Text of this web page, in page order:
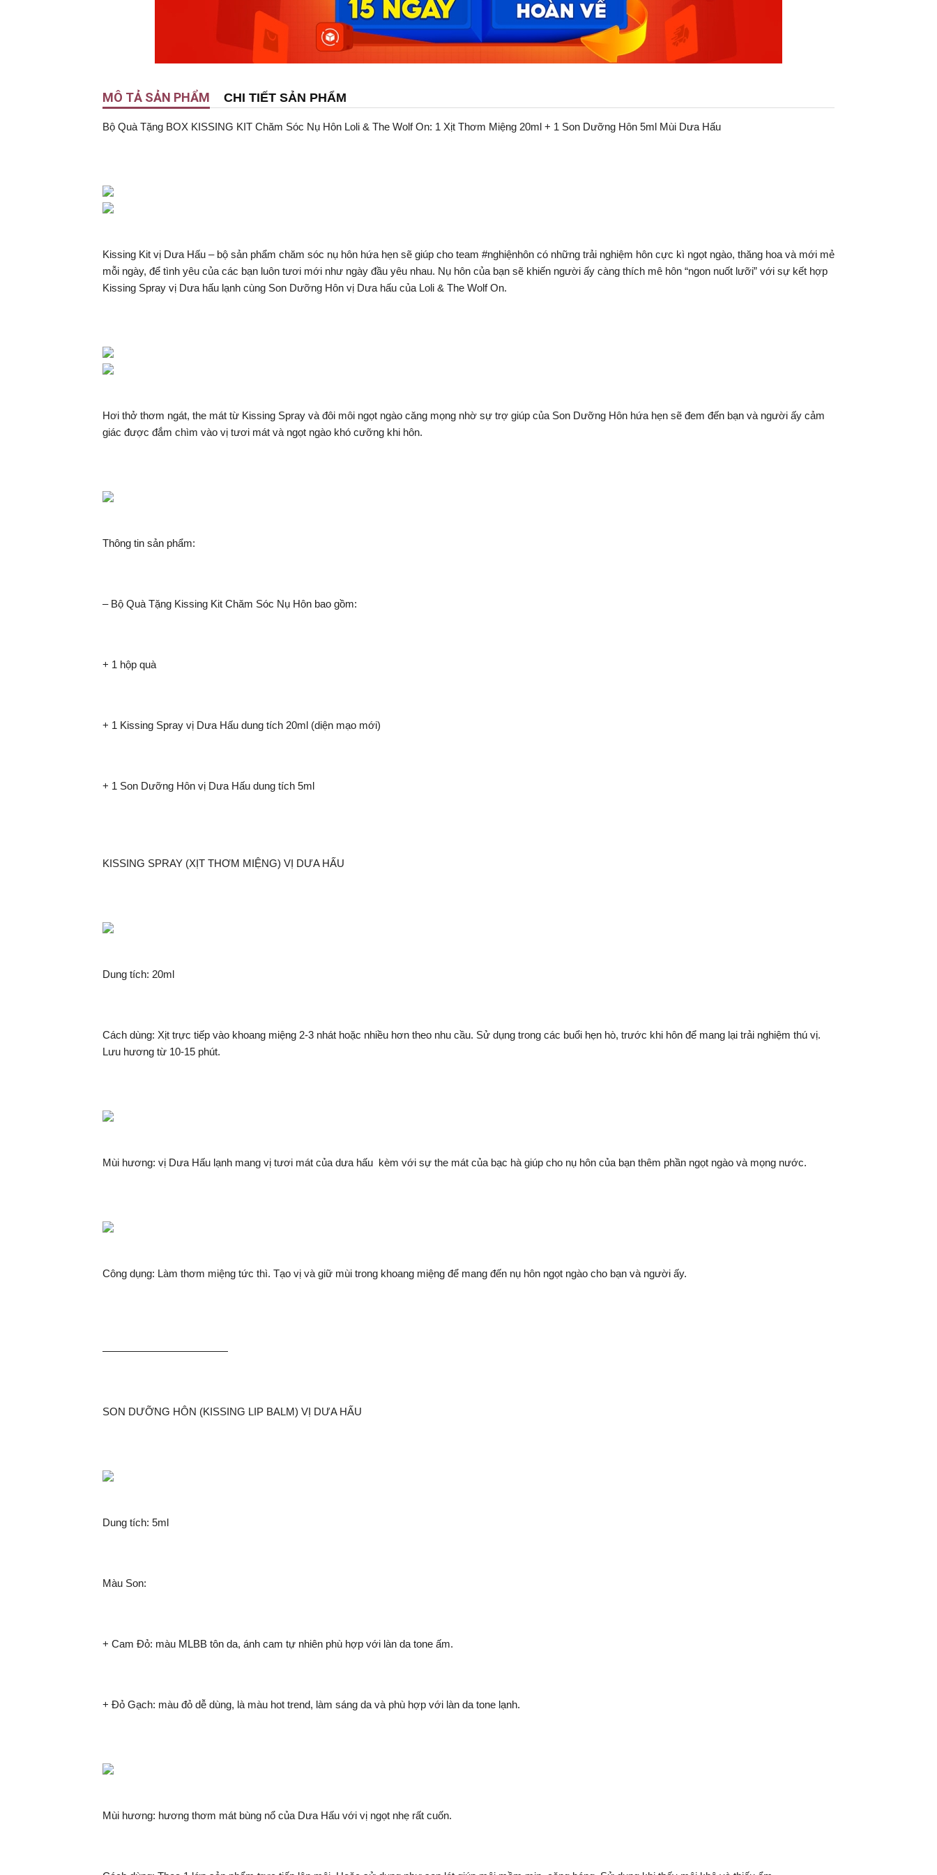
MÔ TẢ SẢN PHẨM CHI TIẾT SẢN PHẨM
Bộ Quà Tặng BOX KISSING KIT Chăm Sóc Nụ Hôn Loli & The Wolf On: 1 Xịt Thơm Miệng 20ml + 1 Son Dưỡng Hôn 5ml Mùi Dưa Hấu
Kissing Kit vị Dưa Hấu – bộ sản phẩm chăm sóc nụ hôn hứa hẹn sẽ giúp cho team #nghiệnhôn có những trải nghiệm hôn cực kì ngọt ngào, thăng hoa và mới mẻ
mỗi ngày, để tình yêu của các bạn luôn tươi mới như ngày đầu yêu nhau. Nụ hôn của bạn sẽ khiến người ấy càng thích mê hôn “ngon nuốt lưỡi” với sự kết hợp
Kissing Spray vị Dưa hấu lạnh cùng Son Dưỡng Hôn vị Dưa hấu của Loli & The Wolf On.
Hơi thở thơm ngát, the mát từ Kissing Spray và đôi môi ngọt ngào căng mọng nhờ sự trợ giúp của Son Dưỡng Hôn hứa hẹn sẽ đem đến bạn và người ấy cảm
giác được đắm chìm vào vị tươi mát và ngọt ngào khó cưỡng khi hôn.
Thông tin sản phẩm:
– Bộ Quà Tặng Kissing Kit Chăm Sóc Nụ Hôn bao gồm:
+ 1 hộp quà
+ 1 Kissing Spray vị Dưa Hấu dung tích 20ml (diện mạo mới)
+ 1 Son Dưỡng Hôn vị Dưa Hấu dung tích 5ml
KISSING SPRAY (XỊT THƠM MIỆNG) VỊ DƯA HẤU
Dung tích: 20ml
Cách dùng: Xịt trực tiếp vào khoang miệng 2-3 nhát hoặc nhiều hơn theo nhu cầu. Sử dụng trong các buổi hẹn hò, trước khi hôn để mang lại trải nghiệm thú vị.
Lưu hương từ 10-15 phút.
Mùi hương: vị Dưa Hấu lạnh mang vị tươi mát của dưa hấu kèm với sự the mát của bạc hà giúp cho nụ hôn của bạn thêm phần ngọt ngào và mọng nước.
Công dụng: Làm thơm miệng tức thì. Tạo vị và giữ mùi trong khoang miệng để mang đến nụ hôn ngọt ngào cho bạn và người ấy.
————————————
SON DƯỠNG HÔN (KISSING LIP BALM) VỊ DƯA HẤU
Dung tích: 5ml
Màu Son:
+ Cam Đỏ: màu MLBB tôn da, ánh cam tự nhiên phù hợp với làn da tone ấm.
+ Đỏ Gạch: màu đỏ dễ dùng, là màu hot trend, làm sáng da và phù hợp với làn da tone lạnh.
Mùi hương: hương thơm mát bùng nổ của Dưa Hấu với vị ngọt nhẹ rất cuốn.